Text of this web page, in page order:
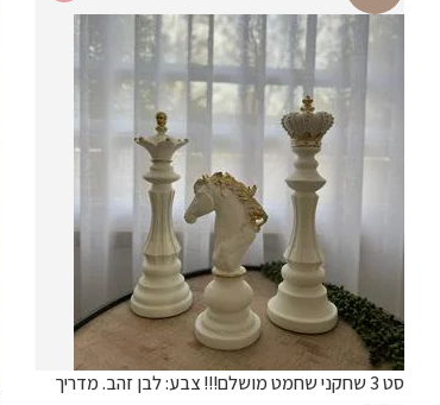
סט 3 שחקני שחמט מושלם!!! צבע: לבן זהב. מדריך